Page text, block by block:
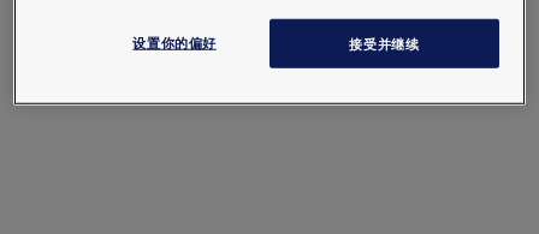
设置你的偏好 接受并继续